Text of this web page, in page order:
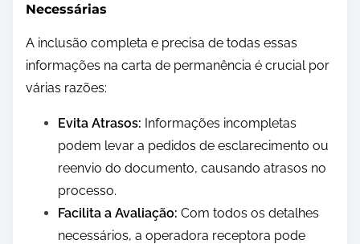
Necessárias
A inclusão completa e precisa de todas essas
informações na carta de permanência é crucial por
várias razões:
Evita Atrasos: Informações incompletas
podem levar a pedidos de esclarecimento ou
reenvio do documento, causando atrasos no
processo.
Facilita a Avaliação: Com todos os detalhes
necessários, a operadora receptora pode